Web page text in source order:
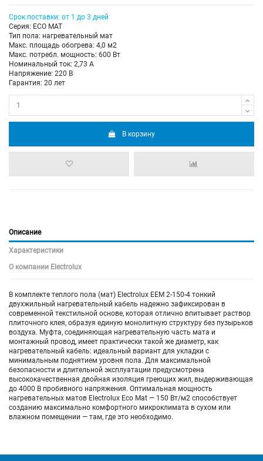
Срок поставки: от 1 до 3 дней
Серия: ECO MAT
Тип пола: нагревательный мат
Макс. площадь обогрева: 4,0 м2
Макс. потребл. мощность: 600 Вт
Номинальный ток: 2,73 А
Напряжение: 220 В
Гарантия: 20 лет
В корзину
Описание
Характеристики
О компании Electrolux
В комплекте теплого пола (мат) Electrolux EEM 2-150-4 тонкий
двухжильный нагревательный кабель надежно зафиксирован в
современной текстильной основе, которая отлично впитывает раствор
плиточного клея, образуя единую монолитную структуру без пузырьков
воздуха. Муфта, соединяющая нагревательную часть мата и
монтажный провод, имеет практически такой же диаметр, как
нагревательный кабель: идеальный вариант для укладки с
минимальным поднятием уровня пола. Для максимальной
безопасности и длительной эксплуатации предусмотрена
высококачественная двойная изоляция греющих жил, выдерживающая
до 4000 В пробивного напряжения. Оптимальная мощность
нагревательных матов Electrolux Eco Mat — 150 Вт/м2 способствует
созданию максимально комфортного микроклимата в сухом или
влажном помещении — там, где это необходимо.